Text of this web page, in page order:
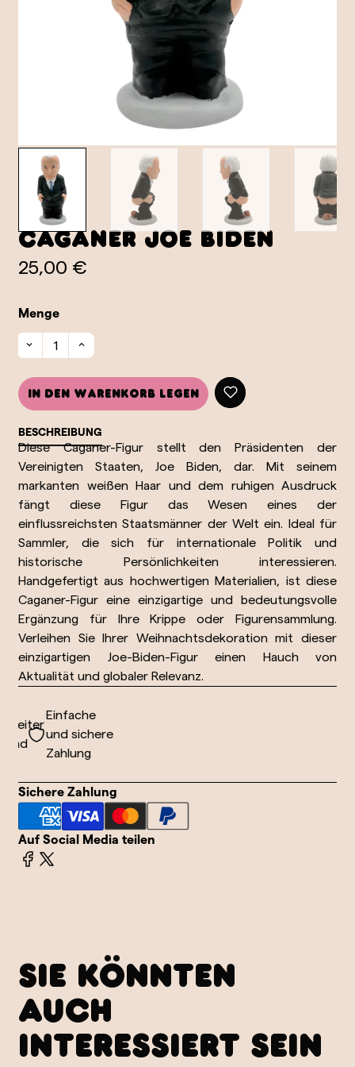
Caganer Joe Biden
25,00 €
Menge
In den Warenkorb legen
BESCHREIBUNG
Diese Caganer-Figur stellt den Präsidenten der
Vereinigten Staaten, Joe Biden, dar. Mit seinem
markanten weißen Haar und dem ruhigen Ausdruck
fängt diese Figur das Wesen eines der
einflussreichsten Staatsmänner der Welt ein. Ideal für
Sammler, die sich für internationale Politik und
historische Persönlichkeiten interessieren.
Handgefertigt aus hochwertigen Materialien, ist diese
Caganer-Figur eine einzigartige und bedeutungsvolle
Ergänzung für Ihre Krippe oder Figurensammlung.
Verleihen Sie Ihrer Weihnachtsdekoration mit dieser
einzigartigen Joe-Biden-Figur einen Hauch von
Aktualität und globaler Relevanz.
Einfache
und sichere
Zahlung
Sichere Zahlung
Auf Social Media teilen
SIE KÖNNTEN
AUCH
INTERESSIERT SEIN